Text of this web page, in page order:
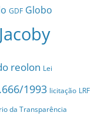
GDF Globo
Jacoby
reolon Lei
1993 licitação LRF
da Transparência